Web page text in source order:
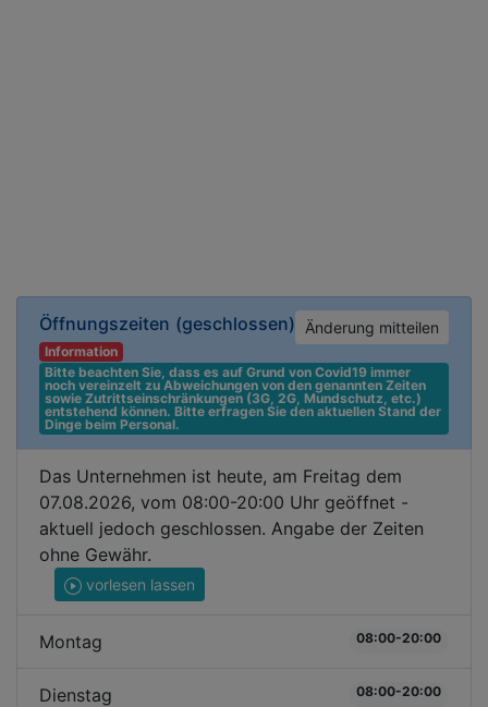
Öffnungszeiten (geschlossen) Änderung mitteilen
Information
Bitte beachten Sie, dass es auf Grund von Covid19 immer
noch vereinzelt zu Abweichungen von den genannten Zeiten
sowie Zutrittseinschränkungen (3G, 2G, Mundschutz, etc.)
entstehend können. Bitte erfragen Sie den aktuellen Stand der
Dinge beim Personal.
Das Unternehmen ist heute, am Freitag dem
07.08.2026, vom 08:00-20:00 Uhr geöffnet -
aktuell jedoch geschlossen. Angabe der Zeiten
ohne Gewähr.
vorlesen lassen
Montag 08:00-20:00
Dienstag 08:00-20:00